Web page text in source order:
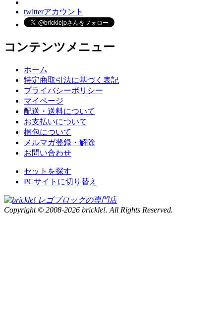
twitterアカウント
コンテンツメニュー
ホーム
特定商取引法に基づく表記
プライバシーポリシー
マイページ
配送・送料について
お支払いについて
梱包について
メルマガ登録・解除
お問い合わせ
セットを探す
PCサイトに切り替え
Copyright © 2008-2026 brickle!. All Rights Reserved.